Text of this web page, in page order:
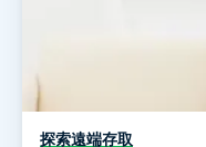
探索遠端存取